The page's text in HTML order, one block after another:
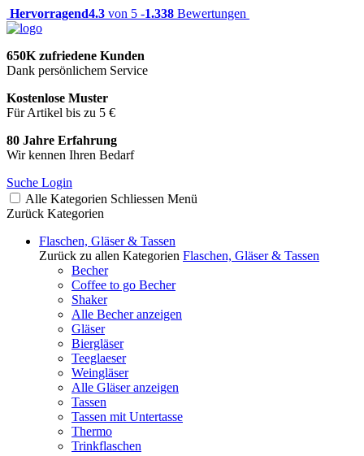
Hervorragend4.3 von 5 -1.338 Bewertungen
650K zufriedene Kunden
Dank persönlichem Service
Kostenlose Muster
Für Artikel bis zu 5 €
80 Jahre Erfahrung
Wir kennen Ihren Bedarf
Suche Login
Alle Kategorien Schliessen Menü
Zurück Kategorien
Flaschen, Gläser & Tassen
Zurück zu allen Kategorien Flaschen, Gläser & Tassen
Becher
Coffee to go Becher
Shaker
Alle Becher anzeigen
Gläser
Biergläser
Teeglaeser
Weingläser
Alle Gläser anzeigen
Tassen
Tassen mit Untertasse
Thermo
Trinkflaschen